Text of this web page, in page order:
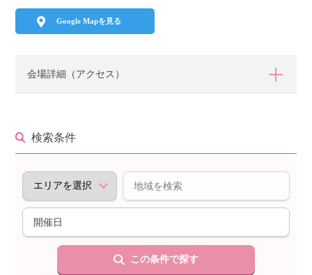
公式アカウントで最新情報を配信中！
個人情報保護のため
Google Mapを見る
会場詳細（アクセス）
検索条件
この条件で探す